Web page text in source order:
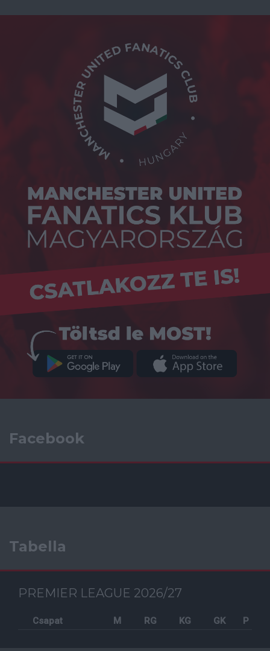
Facebook
Tabella
PREMIER LEAGUE 2026/27
Csapat M RG KG GK P